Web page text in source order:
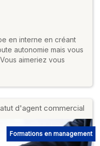
en interne en créant
autonomie mais vous
aimeriez vous
d'agent commercial
Formations en management